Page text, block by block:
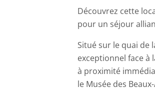
Découvrez cette
pour un séjour
Situé sur le quai de
exceptionnel face à
à proximité
le Musée des